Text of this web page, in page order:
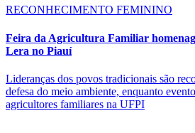
RECONHECIMENTO FEMININO
Feira da Agricultura Familiar
Lera no Piauí
Lideranças dos povos tradicionais são
defesa do meio ambiente, enquanto
agricultores familiares na UFPI